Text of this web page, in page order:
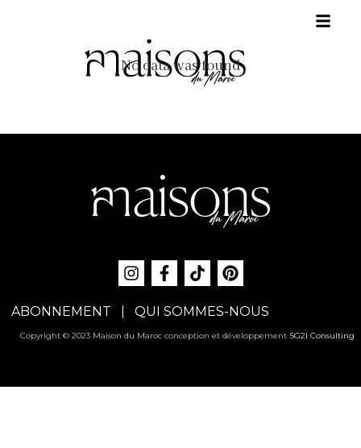
No data was found
ABONNEMENT QUI SOMMES-NOUS
Copyright © 2023 Maison du Maroc conception et développement SG2I Consulting